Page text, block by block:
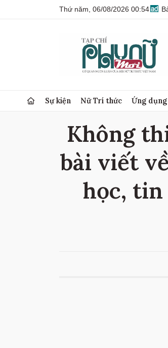
Thứ năm, 06/08/2026 00:54
Sự kiện Nữ Trí thức Ứng
Không
bài viết
học,